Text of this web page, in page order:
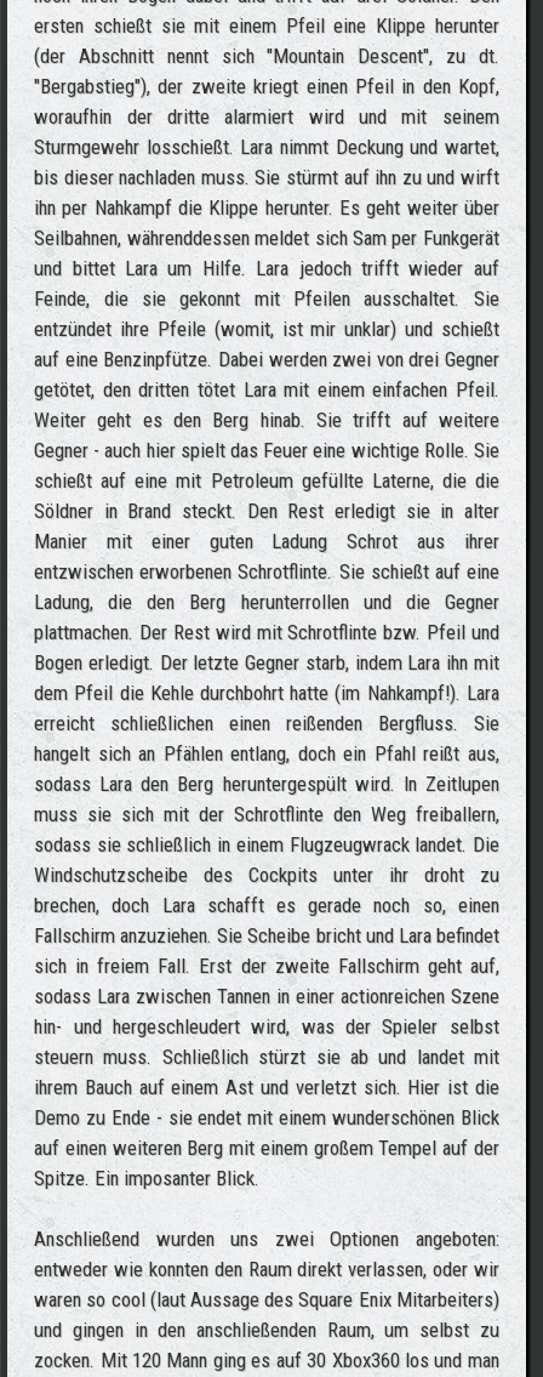
ersten schießt sie mit einem Pfeil eine Klippe herunter
(der Abschnitt nennt sich "Mountain Descent", zu dt.
"Bergabstieg"), der zweite kriegt einen Pfeil in den Kopf,
woraufhin der dritte alarmiert wird und mit seinem
Sturmgewehr losschießt. Lara nimmt Deckung und wartet,
bis dieser nachladen muss. Sie stürmt auf ihn zu und wirft
ihn per Nahkampf die Klippe herunter. Es geht weiter über
Seilbahnen, währenddessen meldet sich Sam per Funkgerät
und bittet Lara um Hilfe. Lara jedoch trifft wieder auf
Feinde, die sie gekonnt mit Pfeilen ausschaltet. Sie
entzündet ihre Pfeile (womit, ist mir unklar) und schießt
auf eine Benzinpfütze. Dabei werden zwei von drei Gegner
getötet, den dritten tötet Lara mit einem einfachen Pfeil.
Weiter geht es den Berg hinab. Sie trifft auf weitere
Gegner - auch hier spielt das Feuer eine wichtige Rolle. Sie
schießt auf eine mit Petroleum gefüllte Laterne, die die
Söldner in Brand steckt. Den Rest erledigt sie in alter
Manier mit einer guten Ladung Schrot aus ihrer
entzwischen erworbenen Schrotflinte. Sie schießt auf eine
Ladung, die den Berg herunterrollen und die Gegner
plattmachen. Der Rest wird mit Schrotflinte bzw. Pfeil und
Bogen erledigt. Der letzte Gegner starb, indem Lara ihn mit
dem Pfeil die Kehle durchbohrt hatte (im Nahkampf!). Lara
erreicht schließlichen einen reißenden Bergfluss. Sie
hangelt sich an Pfählen entlang, doch ein Pfahl reißt aus,
sodass Lara den Berg heruntergespült wird. In Zeitlupen
muss sie sich mit der Schrotflinte den Weg freiballern,
sodass sie schließlich in einem Flugzeugwrack landet. Die
Windschutzscheibe des Cockpits unter ihr droht zu
brechen, doch Lara schafft es gerade noch so, einen
Fallschirm anzuziehen. Sie Scheibe bricht und Lara befindet
sich in freiem Fall. Erst der zweite Fallschirm geht auf,
sodass Lara zwischen Tannen in einer actionreichen Szene
hin- und hergeschleudert wird, was der Spieler selbst
steuern muss. Schließlich stürzt sie ab und landet mit
ihrem Bauch auf einem Ast und verletzt sich. Hier ist die
Demo zu Ende - sie endet mit einem wunderschönen Blick
auf einen weiteren Berg mit einem großem Tempel auf der
Spitze. Ein imposanter Blick.
Anschließend wurden uns zwei Optionen angeboten:
entweder wie konnten den Raum direkt verlassen, oder wir
waren so cool (laut Aussage des Square Enix Mitarbeiters)
und gingen in den anschließenden Raum, um selbst zu
zocken. Mit 120 Mann ging es auf 30 Xbox360 los und man